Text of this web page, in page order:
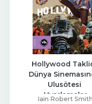
Hollywood
Dünya
Ulusötesi
Uyarlamalar
Iain Robert Smith